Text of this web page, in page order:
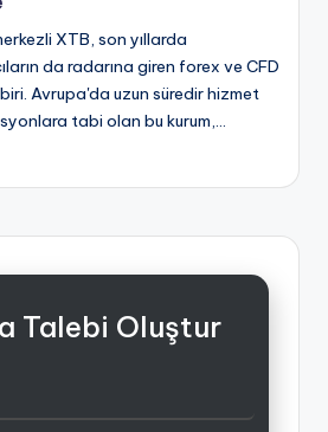
XTB, son yıllarda
da radarına giren forex ve CFD
Avrupa'da uzun süredir hizmet
tabi olan bu kurum,…
Talebi Oluştur